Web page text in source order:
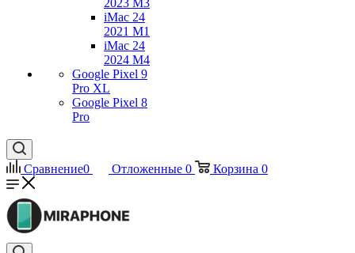
2023 M3
iMac 24
2021 M1
iMac 24
2024 M4
Google Pixel 9
Pro XL
Google Pixel 8
Pro
Сравнение0 Отложенные 0 Корзина 0